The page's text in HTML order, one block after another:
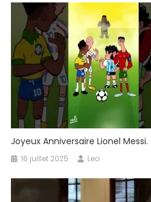
Joyeux Anniversaire Lionel
16 juillet 2025 Leo